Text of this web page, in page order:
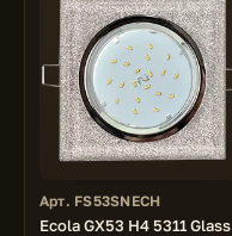
Арт. FS53SNECH
Ecola GX53 H4 5311 Glass